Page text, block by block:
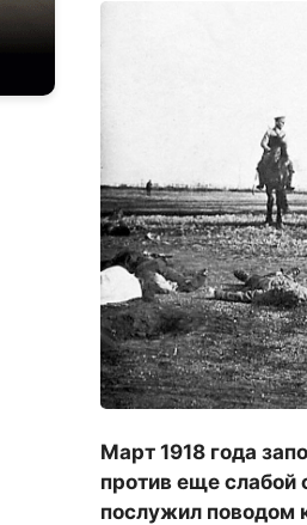
Март 1918 года
против еще слабой
послужил поводом